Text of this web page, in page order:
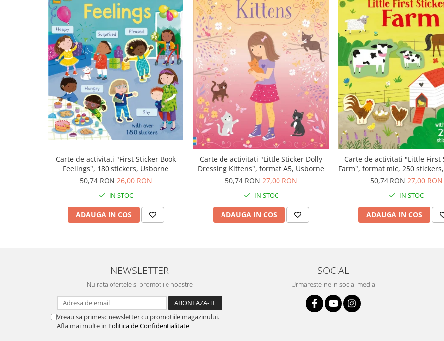
Carte de activitati "First Sticker Book
Feelings", 180 stickers, Usborne
50,74 RON26,00 RON
IN STOC
ADAUGA IN COS
Carte de activitati "Little Sticker Dolly
Dressing Kittens", format A5, Usborne
50,74 RON27,00 RON
IN STOC
ADAUGA IN COS
Carte de activitati "Little First
Farm", format mic, 250
50,74 RON27,00 RON
IN STOC
ADAUGA IN COS
NEWSLETTER
Nu rata ofertele si promotiile noastre
Vreau sa primesc newsletter cu promotiile magazinului.
Afla mai multe in Politica de Confidentialitate
SOCIAL
Urmareste-ne in social media